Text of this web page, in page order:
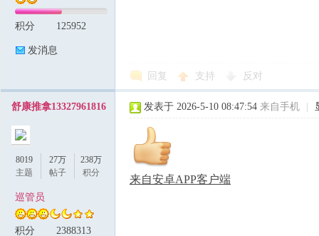
积分 125952
发消息
回复 支持 反对
舒康推拿13327961816
8019
主题
27万
帖子
238万
积分
巡管员
积分 2388313
发表于 2026-5-10 08:47:54 来自手机
来自安卓APP客户端